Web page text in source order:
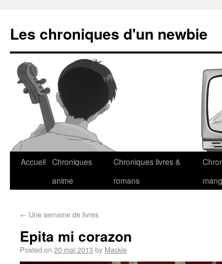
Les chroniques d'un newbie
Accueil Chroniques
anime
Chroniques livres &
romans
← Une semaine de livres
Epita mi corazon
Posted on 20 mai 2013 by Mackie